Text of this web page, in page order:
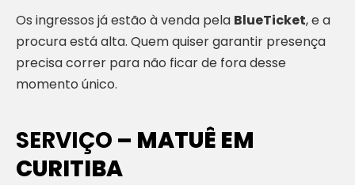
Os ingressos já estão à venda pela BlueTicket, e a
procura está alta. Quem quiser garantir presença
precisa correr para não ficar de fora desse
momento único.
SERVIÇO – MATUÊ EM
CURITIBA